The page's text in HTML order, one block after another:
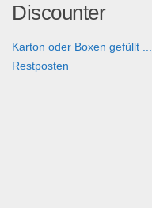
Discounter
Karton oder Boxen gefüllt ...
Restposten